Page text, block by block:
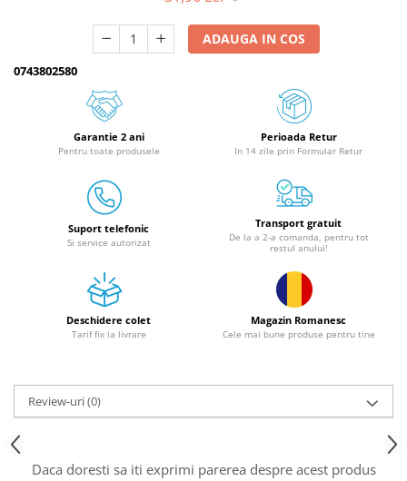
Drujbe electrice
Unelte electrice busteni
Batoze - mori desfacat porumb
Granulatoare
Mori pentru cereale
Mori pentru fructe si legume
Mori pentru furaje
Mori pentru furaje si resturi
Motoare granulatoare
Piese si accesorii mori
Tocatoare furaje si crengi
Tocatoare crengi
Motocoase, Trimmere si Masini de
tuns gazon
Motocositori cu motoare 2T
ADAUGA IN COS
0743802580
Garantie 2 ani
Pentru toate produsele
Perioada Retur
In 14 zile prin Formular Retur
Suport telefonic
Si service autorizat
Transport gratuit
De la a 2-a comanda, pentru tot
restul anului!
Deschidere colet
Tarif fix la livrare
Magazin Romanesc
Cele mai bune produse pentru tine
Review-uri(0)
Daca doresti sa iti exprimi parerea despre acest produs